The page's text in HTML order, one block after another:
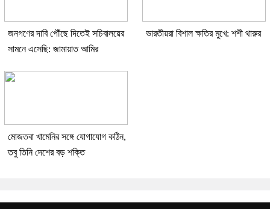
জনগণের দাবি পৌঁছে দিতেই সচিবালয়ের
সামনে এসেছি: জামায়াত আমির
ভারতীয়রা বিশাল ক্ষতির মুখে: শশী থারুর
মোজতবা খামেনির সঙ্গে যোগাযোগ কঠিন,
তবু তিনি দেশের বড় শক্তি